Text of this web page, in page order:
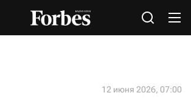
12 июня 2026, 07:00